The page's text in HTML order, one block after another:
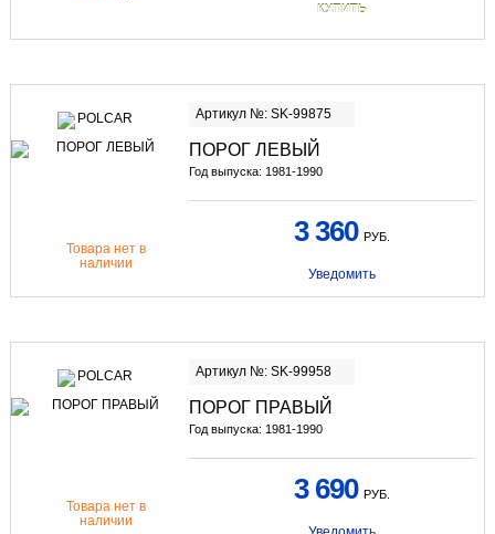
КУПИТЬ
Артикул №: SK-99875
ПОРОГ ЛЕВЫЙ
Год выпуска: 1981-1990
Товара нет в
наличии
3 360 РУБ.
Уведомить
Артикул №: SK-99958
ПОРОГ ПРАВЫЙ
Год выпуска: 1981-1990
Товара нет в
наличии
3 690 РУБ.